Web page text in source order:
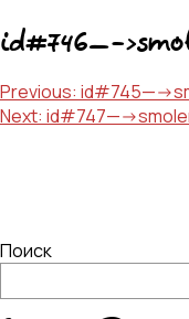
id#746—-
Навигация
по
Previous: id#745—-
Next: id#747—-
Поиск